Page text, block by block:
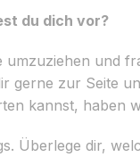
du dich vor?
und
gerne zur Seite
kannst, haben
Überlege dir,